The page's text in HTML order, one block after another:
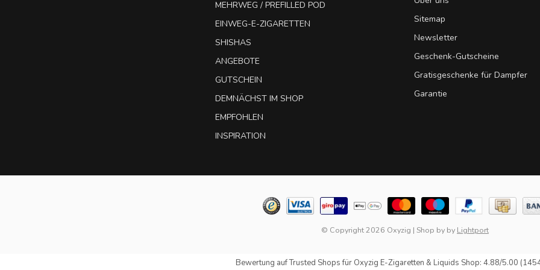
MEHRWEG / PREFILLED POD
EINWEG-E-ZIGARETTEN
SHISHAS
ANGEBOTE
GUTSCHEIN
DEMNÄCHST IM SHOP
EMPFOHLEN
INSPIRATION
Sitemap
Newsletter
Geschenk-Gutscheine
Gratisgeschenke für Dampfer
Garantie
© Copyright 2026 Oxyzig | Shop by by Lightport
Bewertung aufTrusted Shopsfür Oxyzig E-Zigaretten & Liquids Shop: 4.88/5.00